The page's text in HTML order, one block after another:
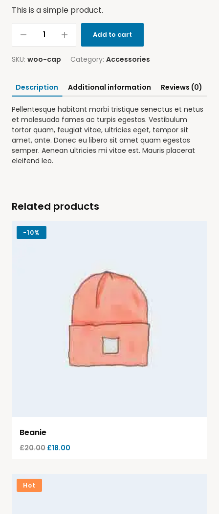
This is a simple product.
Add to cart
SKU: woo-cap Category: Accessories
Description Additional information Reviews (0)
Pellentesque habitant morbi tristique senectus et netus
et malesuada fames ac turpis egestas. Vestibulum
tortor quam, feugiat vitae, ultricies eget, tempor sit
amet, ante. Donec eu libero sit amet quam egestas
semper. Aenean ultricies mi vitae est. Mauris placerat
eleifend leo.
Related products
-10%
Beanie
£20.00 £18.00
Hot